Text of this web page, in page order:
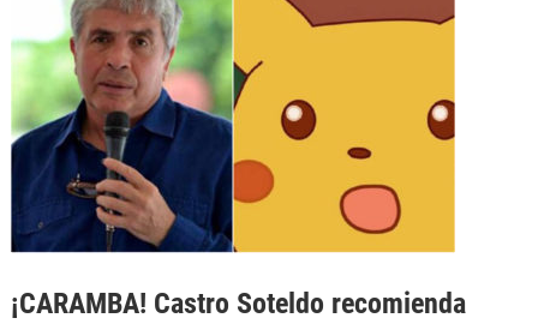
¡CARAMBA! Castro Soteldo recomienda